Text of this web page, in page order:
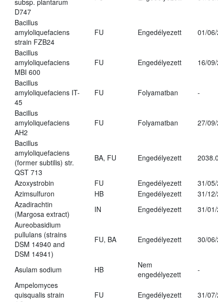
subsp. plantarum
D747
Bacillus
amyloliquefaciens
strain FZB24
FU Engedélyezett 01/
Bacillus
amyloliquefaciens
MBI 600
FU Engedélyezett 16/
Bacillus
amyloliquefaciens IT-
45
FU Folyamatban -
Bacillus
amyloliquefaciens
AH2
FU Folyamatban 27/
Bacillus
amyloliquefaciens
(former subtilis) str.
QST 713
BA, FU Engedélyezett
Azoxystrobin FU Engedélyezett
31/
Azimsulfuron
HB Engedélyezett
31/
Azadirachtin
(Margosa extract)
IN Engedélyezett
31/
Aureobasidium
pullulans (strains
DSM 14940 and
DSM 14941)
FU, BA Engedélyezett 30/
Asulam sodium HB
Nem
engedélyezett
-
Ampelomyces
quisqualis strain
FU Engedélyezett 31/